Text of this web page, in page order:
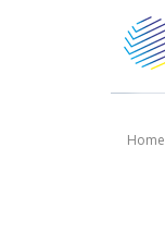
Home